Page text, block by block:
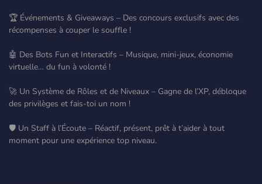
🏆 Événements & Giveaways – Des concours exclusifs avec des
récompenses à couper le souffle !
🤖 Des Bots Fun et Interactifs – Musique, mini-jeux, économie
virtuelle… du fun à volonté !
🚀 Un Système de Rôles et de Niveaux – Gagne de l’XP, débloque
des privilèges et fais-toi un nom !
🛡️ Un Staff à l’Écoute – Réactif, présent, prêt à t’aider à tout
moment pour une expérience top niveau.